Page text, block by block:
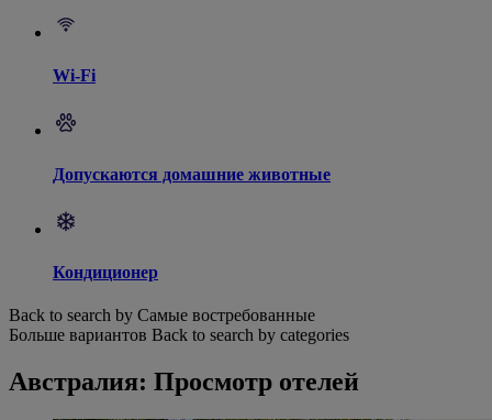
Wi-Fi
Допускаются домашние животные
Кондиционер
Back to search by Самые востребованные
Больше вариантов Back to search by categories
Австралия: Просмотр отелей